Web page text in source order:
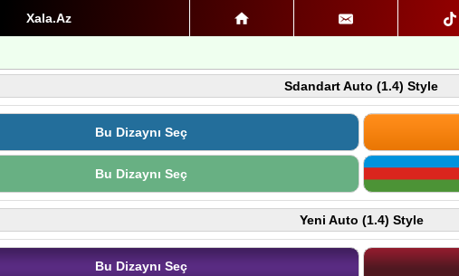
Xala.Az
Sdandart Auto (1.4) Style
Bu Dizaynı Seç
Bu Dizaynı Seç
Yeni Auto (1.4) Style
Bu Dizaynı Seç